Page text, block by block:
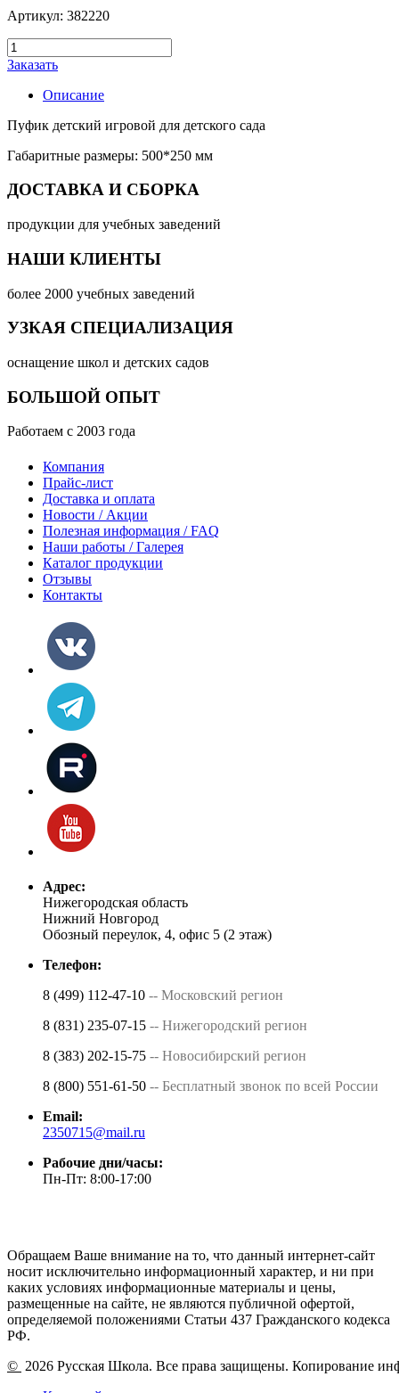
Артикул: 382220
Заказать
Описание
Пуфик детский игровой для детского сада
Габаритные размеры: 500*250 мм
ДОСТАВКА И СБОРКА
продукции для учебных заведений
НАШИ КЛИЕНТЫ
более 2000 учебных заведений
УЗКАЯ СПЕЦИАЛИЗАЦИЯ
оснащение школ и детских садов
БОЛЬШОЙ ОПЫТ
Работаем с 2003 года
Компания
Прайс-лист
Доставка и оплата
Новости / Акции
Полезная информация / FAQ
Наши работы / Галерея
Каталог продукции
Отзывы
Контакты
Адрес:
Нижегородская область
Нижний Новгород
Обозный переулок, 4, офис 5 (2 этаж)
Телефон:
8 (499) 112-47-10 -- Московский регион
8 (831) 235-07-15 -- Нижегородский регион
8 (383) 202-15-75 -- Новосибирский регион
8 (800) 551-61-50 -- Бесплатный звонок по всей России
Email:
2350715@mail.ru
Рабочие дни/часы:
Пн-Пт: 8:00-17:00
Обращаем Ваше внимание на то, что данный интернет-сайт
носит исключительно информационный характер, и ни при
каких условиях информационные материалы и цены,
размещенные на сайте, не являются публичной офертой,
определяемой положениями Статьи 437 Гражданского кодекса
РФ.
© 2026 Русская Школа. Все права защищены. Копирование